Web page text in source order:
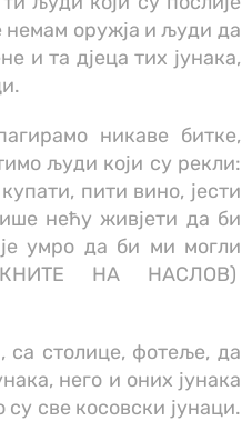
немам оружја и људи да
и та дјеца тих јунака,
никаве битке,
људи који су рекли:
пити вино, јести
нећу живјети да би
умро да би ми могли
НА НАСЛОВ)
са столице, фотеље, да
него и оних јунака
све косовски јунаци.